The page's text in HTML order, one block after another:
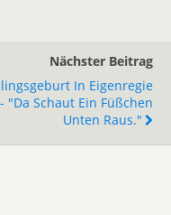
Nächster Beitrag
In Eigenregie
- "Da Schaut Ein Füßchen
Unten Raus."